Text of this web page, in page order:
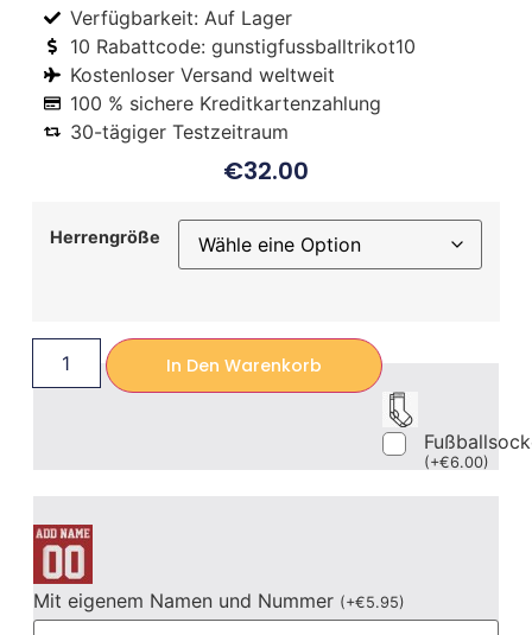
Verfügbarkeit: Auf Lager
10 Rabattcode: gunstigfussballtrikot10
Kostenloser Versand weltweit
100 % sichere Kreditkartenzahlung
30-tägiger Testzeitraum
€32.00
Herrengröße
In Den Warenkorb
(+€6.00)
Mit eigenem Namen und Nummer (+€5.95)